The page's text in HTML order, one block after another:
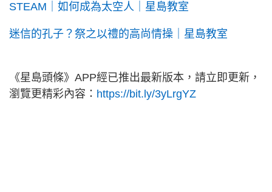
STEAM｜如何成為太空人｜星島教室
迷信的孔子？祭之以禮的高尚情操｜星島教室
《星島頭條》APP經已推出最新版本，請立即更新，
瀏覽更精彩內容： https://bit.ly/3yLrgYZ